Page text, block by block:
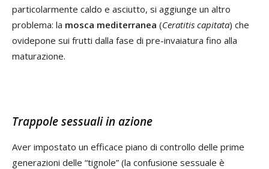
particolarmente caldo e asciutto, si aggiunge un altro
problema: la mosca mediterranea (Ceratitis capitata) che
ovidepone sui frutti dalla fase di pre-invaiatura fino alla
maturazione.
Trappole sessuali in azione
Aver impostato un efficace piano di controllo delle prime
generazioni delle “tignole” (la confusione sessuale è